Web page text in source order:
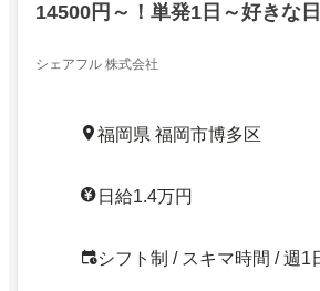
14500円～！単発1日～好きな
シェアフル 株式会社
福岡県 福岡市博多区
日給1.4万円
シフト制 / スキマ時間 / 週1